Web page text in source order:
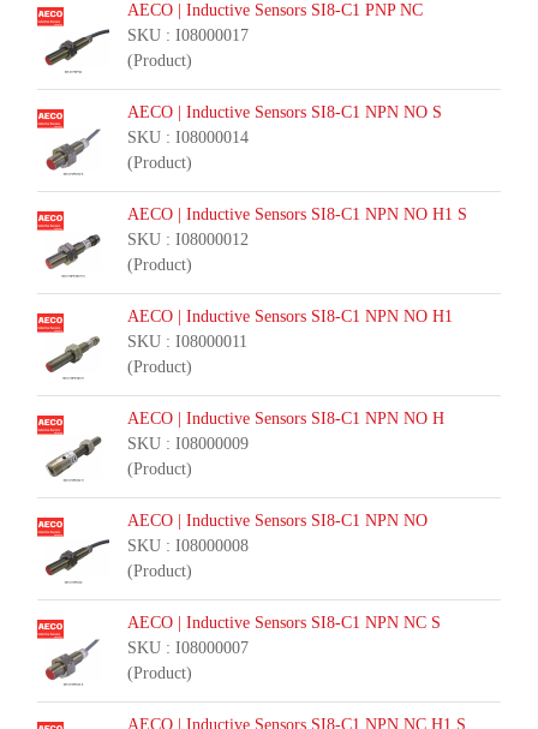
AECO | Inductive Sensors SI8-C1 PNP NC
SKU : I08000017
(Product)
AECO | Inductive Sensors SI8-C1 NPN NO S
SKU : I08000014
(Product)
AECO | Inductive Sensors SI8-C1 NPN NO H1 S
SKU : I08000012
(Product)
AECO | Inductive Sensors SI8-C1 NPN NO H1
SKU : I08000011
(Product)
AECO | Inductive Sensors SI8-C1 NPN NO H
SKU : I08000009
(Product)
AECO | Inductive Sensors SI8-C1 NPN NO
SKU : I08000008
(Product)
AECO | Inductive Sensors SI8-C1 NPN NC S
SKU : I08000007
(Product)
AECO | Inductive Sensors SI8-C1 NPN NC H1 S